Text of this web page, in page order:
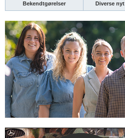
Bekendtgørelser Diverse nyt